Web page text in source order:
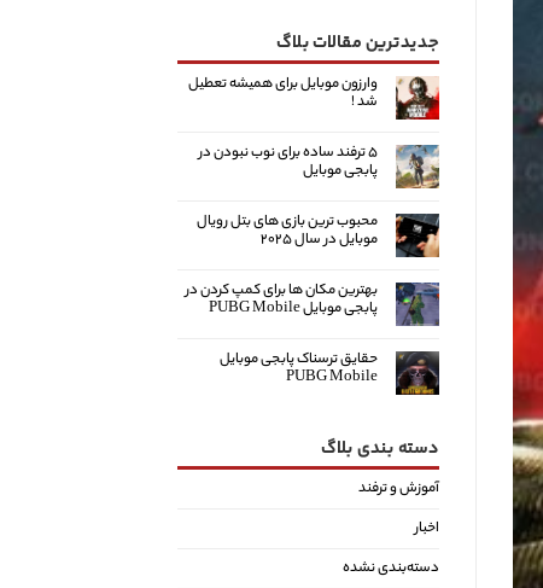
جدیدترین مقالات بلاگ
وارزون موبایل برای همیشه تعطیل
شد !
۵ ترفند ساده برای نوب نبودن در
پابجی موبایل
محبوب ترین بازی های بتل رویال
موبایل در سال ۲۰۲۵
بهترین مکان ها برای کمپ کردن در
پابجی موبایل PUBG Mobile
حقایق ترسناک پابجی موبایل
PUBG Mobile
دسته بندی بلاگ
آموزش و ترفند
اخبار
دسته‌بندی نشده